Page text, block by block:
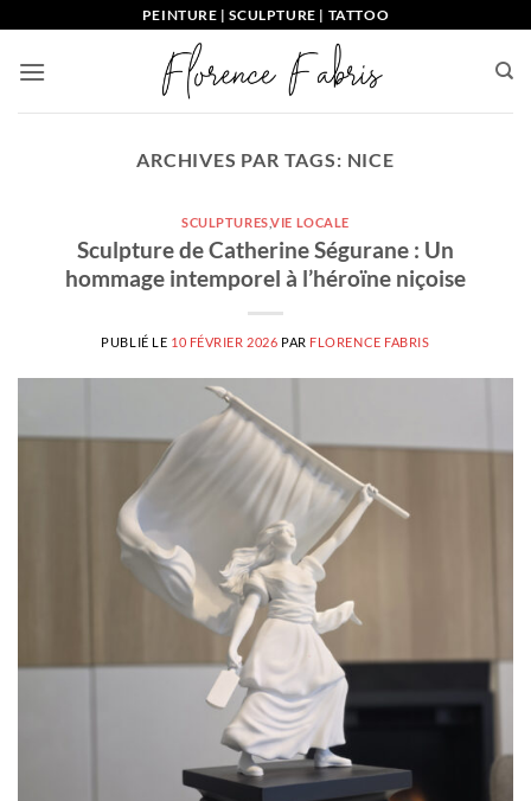
contenu
PEINTURE | SCULPTURE | TATTOO
ARCHIVES PAR TAGS: NICE
SCULPTURES,VIE LOCALE
Sculpture de Catherine Ségurane : Un
hommage intemporel à l’héroïne niçoise
PUBLIÉ LE 10 FÉVRIER 2026 PAR FLORENCE FABRIS